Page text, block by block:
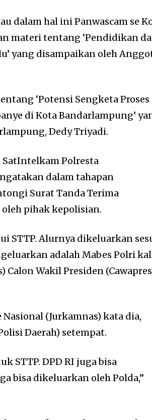
dalam hal ini Panwascam se
materi tentang ‘Pendidikan
yang disampaikan oleh
‘Potensi Sengketa Proses
di Kota Bandarlampung’
Dedy Triyadi.
Polresta
dalam tahapan
Surat Tanda Terima
pihak kepolisian.
STTP. Alurnya dikeluarkan
adalah Mabes Polri
Wakil Presiden
(Jurkamnas) kata dia,
Daerah) setempat.
STTP. DPD RI juga bisa
bisa dikeluarkan oleh Polda,”